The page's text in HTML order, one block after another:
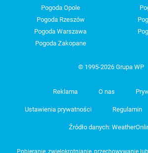
Pogoda Opole
Pogoda Rzeszów
Pogoda Warszawa
Pogoda Zakopane
© 1995-2026 Grupa WP
Reklama O nas
Ustawienia prywatności Regulamin
Źródło danych:
Pobieranie, zwielokrotnianie, przechowywanie